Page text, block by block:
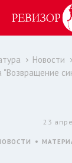
Новости
"Возвращение
23